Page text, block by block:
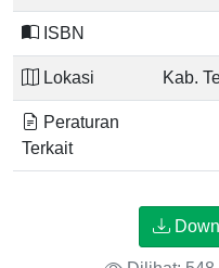
ISBN
Lokasi Kab.
Peraturan
Terkait